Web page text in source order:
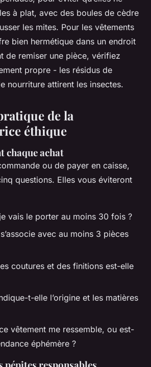
à plat, avec des boules de cèdre
les mites. Pour les vêtements
bien hermétique dans un endroit
de remiser une pièce, vérifiez
propre - les résidus de
nourriture attirent les insectes.
de la
éthique
chaque achat
ou de payer en caisse,
questions. Elles vous éviteront
vais le porter au moins 30 fois ?
avec au moins 3 pièces
coutures et des finitions est-elle
t-elle l’origine et les matières
vêtement me ressemble, ou est-
éphémère ?